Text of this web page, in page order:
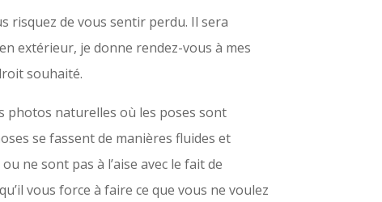
risquez de vous sentir perdu. Il sera
extérieur, je donne rendez-vous à mes
souhaité.
photos naturelles où les poses sont
se fassent de manières fluides et
ne sont pas à l’aise avec le fait de
vous force à faire ce que vous ne voulez